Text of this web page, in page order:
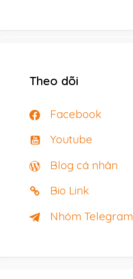
Theo dõi
Facebook
Youtube
Blog cá nhân
Bio Link
Nhóm Telegram